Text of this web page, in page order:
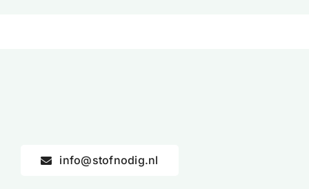
info@stofnodig.nl